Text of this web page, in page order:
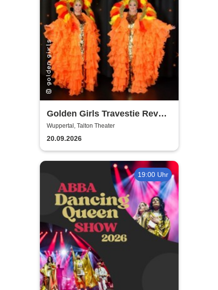
Golden Girls Travestie Revue
- Die neue Show: Glanzvolle
Augenblicke
Wuppertal, Talton Theater
20.09.2026
19:00 Uhr